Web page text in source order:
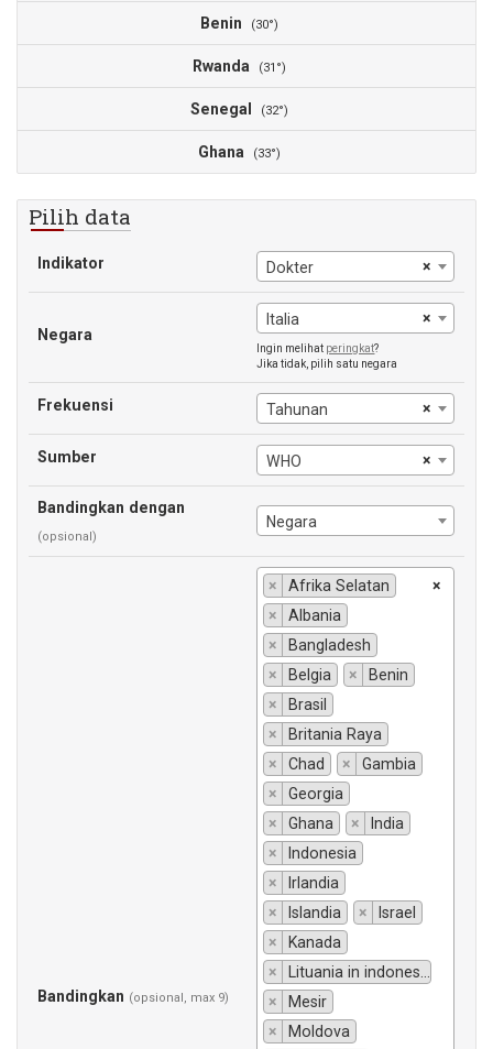
Benin (30°)
Rwanda (31°)
Senegal (32°)
Ghana (33°)
Pilih data
Indikator ×
Dokter
Negara
×
Italia
Ingin melihat peringkat?
Jika tidak, pilih satu negara
Frekuensi ×
Tahunan
Sumber ×
WHO
Bandingkan dengan
(opsional)
Negara
Bandingkan (opsional, max 9)
×
×
Afrika Selatan
×
Albania
×
Bangladesh
×
Belgia ×
Benin
×
Brasil
×
Britania Raya
×
Chad ×
Gambia
×
Georgia
×
Ghana ×
India
×
Indonesia
×
Irlandia
×
Islandia ×
Israel
×
Kanada
×
Lituania in indonesiano si traduce "Lituania".
×
Mesir
×
Moldova